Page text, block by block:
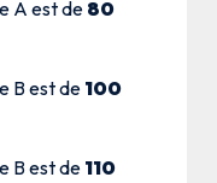
A est de80
B est de 100
B est de 110